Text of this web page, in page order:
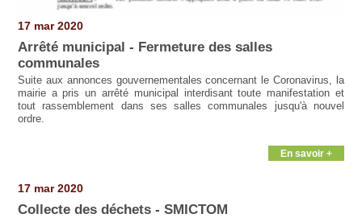
17 mar 2020
Arrêté municipal - Fermeture des salles
communales
Suite aux annonces gouvernementales concernant le Coronavirus, la
mairie a pris un arrêté municipal interdisant toute manifestation et
tout rassemblement dans ses salles communales jusqu'à nouvel
ordre.
En savoir +
17 mar 2020
Collecte des déchets - SMICTOM